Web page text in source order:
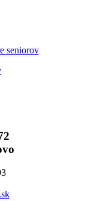
seniorov